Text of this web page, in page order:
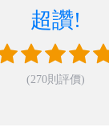
超讚!
(270則評價)